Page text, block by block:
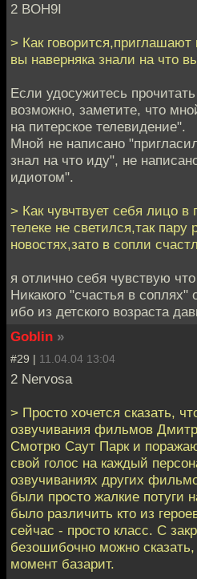
2 BOH9I
> Как говорится,приглашают
вы наверняка знали на что
Если удосужитесь
возможно, заметите, что
на питерское телевидение".
Мной не написано
знал на что иду", не
идиотом".
> Как чувчтвует себя лицо
телеке не светился,так пару
новостях,зато в сопли
я отлично себя чувствую
Никакого "счастья в
ибо из детского возраста
Goblin »
#29 | 11.04.04 13:04
2 Nervosa
> Просто хочется сказать,
озвучивания фильмов
Смотрю Саут Парк и
свой голос на каждый
озвучиваниях других
были просто жалкие потуги
было различить кто из
сейчас - просто класс. С
безошибочно можно
момент базарит.